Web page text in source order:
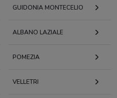
GUIDONIA MONTECELIO
ALBANO LAZIALE
POMEZIA
VELLETRI